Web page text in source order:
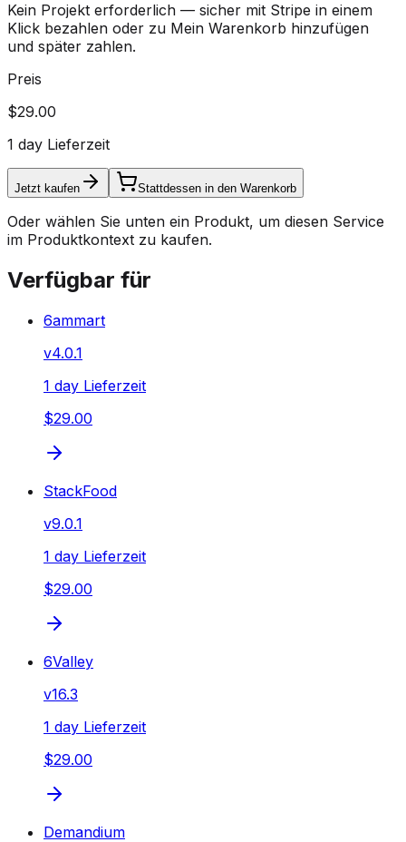
Kein Projekt erforderlich — sicher mit Stripe in einem
Klick bezahlen oder zu Mein Warenkorb hinzufügen
und später zahlen.
Preis
$29.00
1 day Lieferzeit
Jetzt kaufen Stattdessen in den Warenkorb
Oder wählen Sie unten ein Produkt, um diesen Service
im Produktkontext zu kaufen.
Verfügbar für
6ammart
v4.0.1
1 day Lieferzeit
$29.00
StackFood
v9.0.1
1 day Lieferzeit
$29.00
6Valley
v16.3
1 day Lieferzeit
$29.00
Demandium